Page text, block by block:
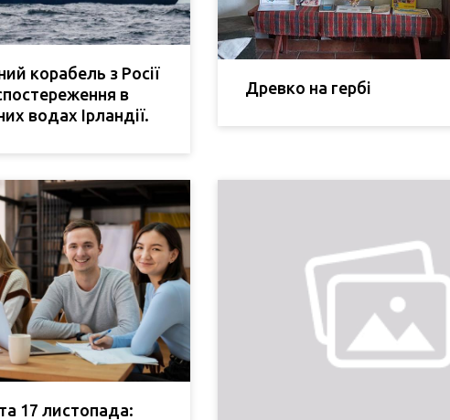
корабель з Росії
в
водах Ірландії.
Древко на гербі
17 листопада: